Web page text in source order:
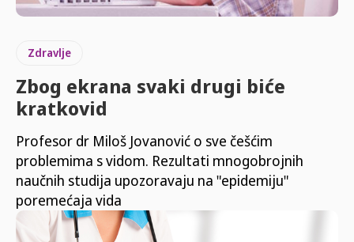
Zdravlje
Zbog ekrana svaki drugi biće
kratkovid
Profesor dr Miloš Jovanović o sve češćim
problemima s vidom. Rezultati mnogobrojnih
naučnih studija upozoravaju na "epidemiju"
poremećaja vida